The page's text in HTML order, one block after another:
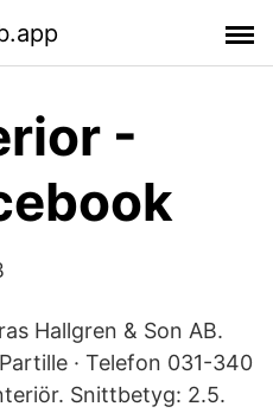
-
Hallgren & Son AB.
· Telefon 031-340
Snittbetyg: 2.5.